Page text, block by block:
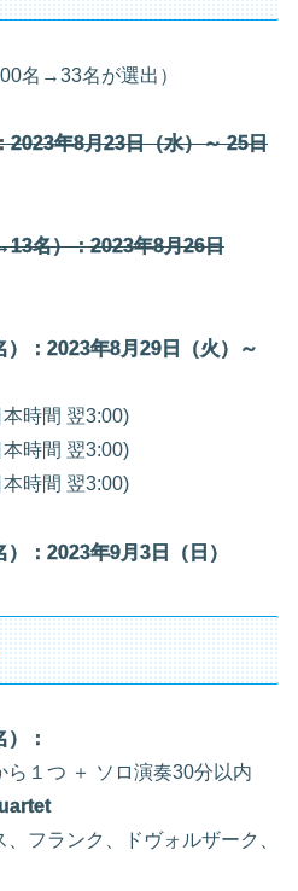
名→33名が選出）
2023年8月23日（水）～ 25日
名）：2023年8月26日
：2023年8月29日（火）～
時間 翌3:00)
時間 翌3:00)
時間 翌3:00)
：2023年9月3日（日）
：
１つ ＋ ソロ演奏30分以内
、フランク、ドヴォルザーク、